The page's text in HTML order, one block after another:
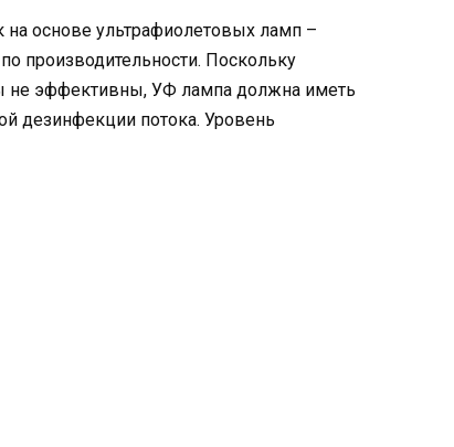
основе ультрафиолетовых ламп –
производительности. Поскольку
не эффективны, УФ лампа должна иметь
дезинфекции потока. Уровень